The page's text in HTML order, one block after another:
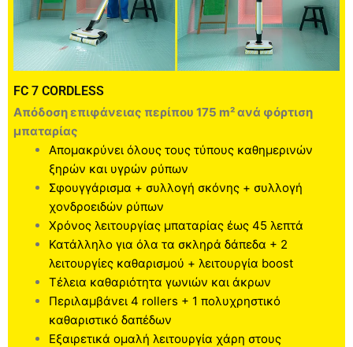
FC 7 CORDLESS
Απόδοση επιφάνειας περίπου 175 m² ανά φόρτιση
μπαταρίας
Απομακρύνει όλους τους τύπους καθημερινών
ξηρών και υγρών ρύπων
Σφουγγάρισμα + συλλογή σκόνης + συλλογή
χονδροειδών ρύπων
Χρόνος λειτουργίας μπαταρίας έως 45 λεπτά
Κατάλληλο για όλα τα σκληρά δάπεδα + 2
λειτουργίες καθαρισμού + λειτουργία boost
Τέλεια καθαριότητα γωνιών και άκρων
Περιλαμβάνει 4 rollers + 1 πολυχρηστικό
καθαριστικό δαπέδων
Εξαιρετικά ομαλή λειτουργία χάρη στους